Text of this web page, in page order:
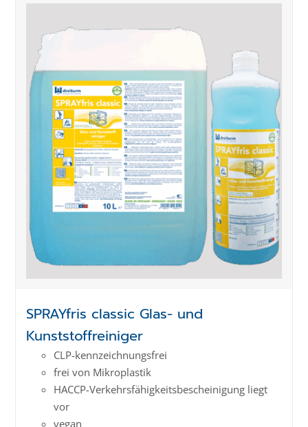
SPRAYfris classic Glas- und
Kunststoffreiniger
CLP-kenn­zeich­­nungs­frei
frei von Mikroplastik
HACCP-Verkehrs­­fähig­keits­­beschei­nigung liegt
vor
vegan